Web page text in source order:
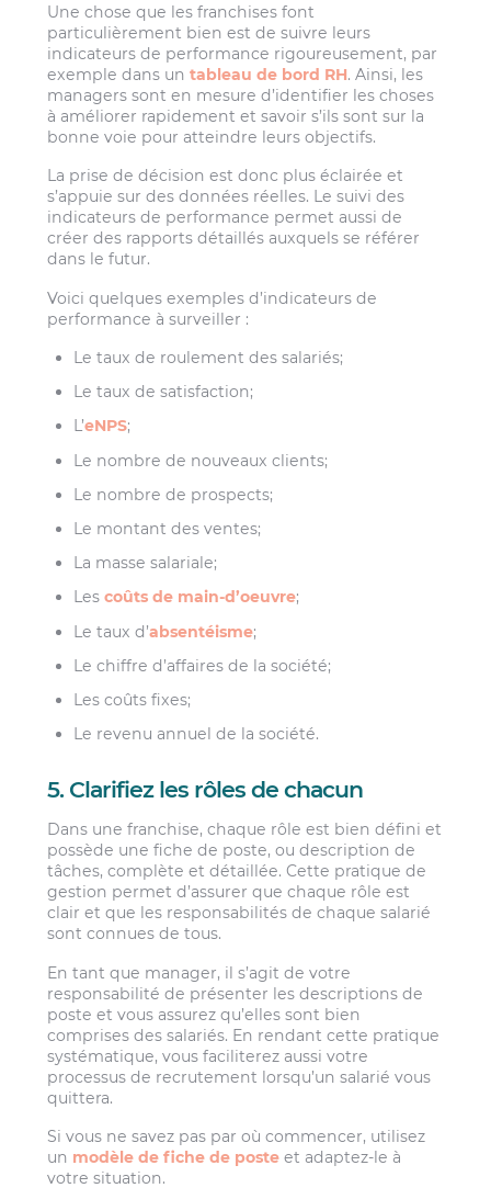
Une chose que les franchises font
particulièrement bien est de suivre leurs
indicateurs de performance rigoureusement, par
exemple dans untableau de bord RH. Ainsi, les
managers sont en mesure d’identifier les choses
à améliorer rapidement et savoir s’ils sont sur la
bonne voie pour atteindre leurs objectifs.
La prise de décision est donc plus éclairée et
s’appuie sur des données réelles. Le suivi des
indicateurs de performance permet aussi de
créer des rapports détaillés auxquels se référer
dans le futur.
Voici quelques exemples d’indicateurs de
performance à surveiller :
Le taux de roulement des salariés;
Le taux de satisfaction;
L’eNPS;
Le nombre de nouveaux clients;
Le nombre de prospects;
Le montant des ventes;
La masse salariale;
Lescoûts de main-d’oeuvre;
Le taux d’absentéisme;
Le chiffre d’affaires de la société;
Les coûts fixes;
Le revenu annuel de la société.
5. Clarifiez les rôles de chacun
Dans une franchise, chaque rôle est bien défini et
possède une fiche de poste, ou description de
tâches, complète et détaillée. Cette pratique de
gestion permet d’assurer que chaque rôle est
clair et que les responsabilités de chaque salarié
sont connues de tous.
En tant que manager, il s’agit de votre
responsabilité de présenter les descriptions de
poste et vous assurez qu’elles sont bien
comprises des salariés. En rendant cette pratique
systématique, vous faciliterez aussi votre
processus de recrutement lorsqu’un salarié vous
quittera.
Si vous ne savez pas par où commencer, utilisez
un modèle de fiche de poste et adaptez-le à
votre situation.